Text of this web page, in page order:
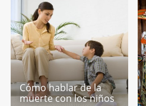
Cómo hablar de la
muerte con los niños